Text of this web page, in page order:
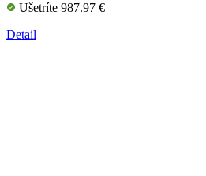
Ušetríte 987.97 €
Detail